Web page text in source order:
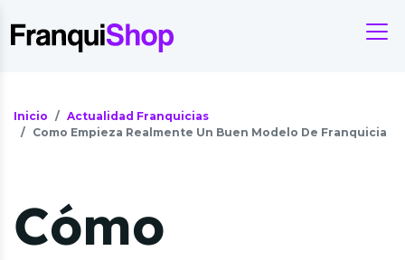
Inicio
Actualidad Franquicias
Como Empieza Realmente Un Buen Modelo De Franquicia
Cómo